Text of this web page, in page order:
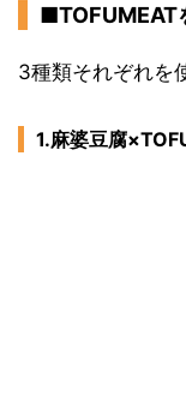
■TOFUMEAT
3種類それぞれを
1.麻婆豆腐